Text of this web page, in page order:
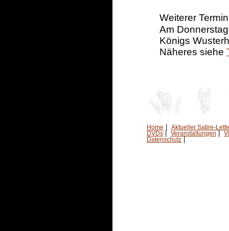
Weiterer
Am
Königs
Näheres siehe
Home
Aktueller Satire-
DVDs | Veranstaltungen
Datenschutz